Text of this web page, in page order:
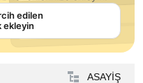
edilen
ekleyin
ASAYİŞ